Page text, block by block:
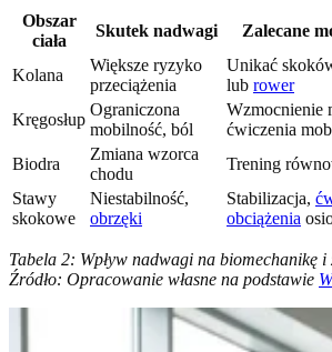
Obszar
ciała
Skutek nadwagi Zalecane
Kolana
Większe ryzyko
przeciążenia
Unikać
lub rower
Kręgosłup
Ograniczona
mobilność, ból
Wzmocnienie
ćwiczenia
Biodra
Zmiana wzorca
chodu
Trening
Stawy
skokowe
Niestabilność,
obrzęki
Stabilizacja,
obciążenia
Tabela 2: Wpływ nadwagi na biomechanikę
Źródło: Opracowanie własne na podstawie